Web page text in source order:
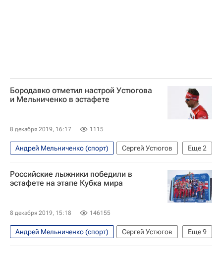
Бородавко отметил настрой Устюгова
и Мельниченко в эстафете
8 декабря 2019, 16:17 1115
Еще2
Андрей Мельниченко (спорт)
Сергей Устюгов
Кубок мира по лыжным гонкам
Лыжные виды спорта
Российские лыжники победили в
эстафете на этапе Кубка мира
8 декабря 2019, 15:18 146155
Еще9
Андрей Мельниченко (спорт)
Сергей Устюгов
Сборная России по лыжным гонкам